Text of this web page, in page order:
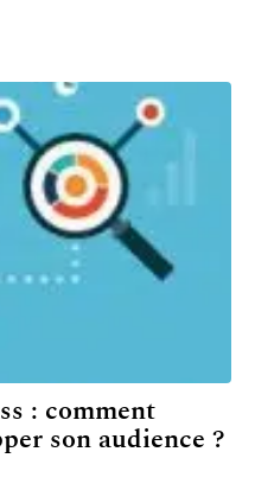
: comment
son audience ?